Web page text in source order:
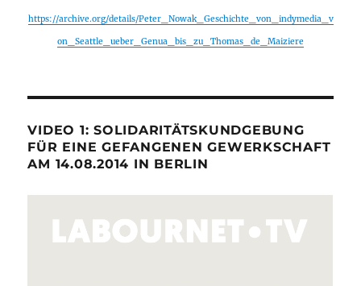
https://archive.org/details/Peter_Nowak_Geschichte_von_indymedia_v
on_Seattle_ueber_Genua_bis_zu_Thomas_de_Maiziere
VIDEO 1: SOLIDARITÄTSKUNDGEBUNG
FÜR EINE GEFANGENEN GEWERKSCHAFT
AM 14.08.2014 IN BERLIN